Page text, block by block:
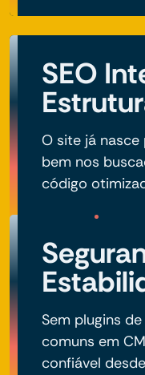
SEO
O site já
bem nos
código
Sem plugins
comuns em
confiável